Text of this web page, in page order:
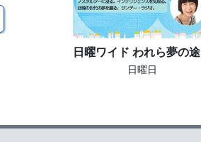
日曜ワイド われら夢の
日曜日